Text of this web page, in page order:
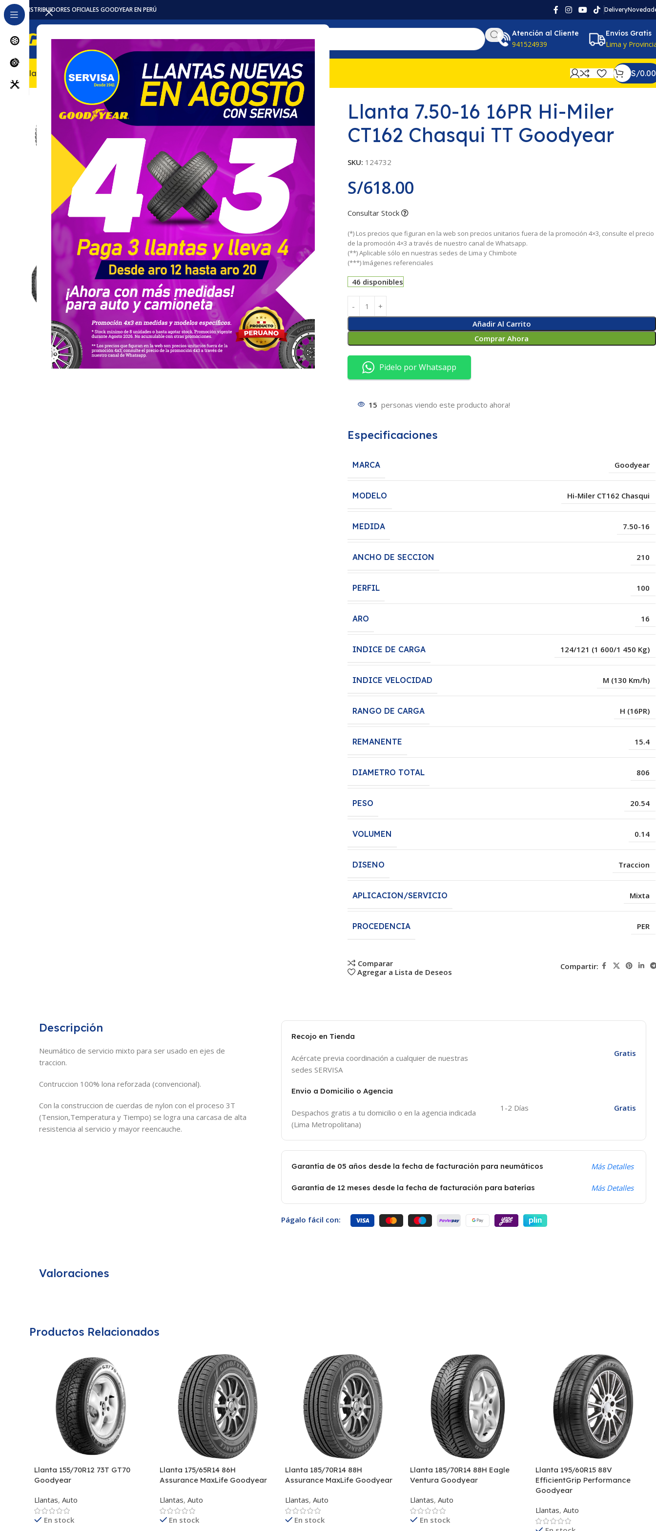
DISTRIBUIDORES OFICIALES GOODYEAR EN PERÚ Delivery
Atención al Cliente
941524939
Envíos Gratis
Lima y
Llantas Accesorios / Repuestos ServiciosLocalesPromocionesNosotrosContacto S/0.00
Llantas Camion Llanta 7.50-16 16PR Hi-Miler CT162 Chasqui TT Goodyear
Llanta 7.50-16 16PR Hi-Miler
CT162 Chasqui TT Goodyear
SKU: 124732
S/618.00
Consultar Stock
(*) Los precios que figuran en la web son precios unitarios fuera de la promoción 4×3, consulte el precio
de la promoción 4×3 a través de nuestro canal de Whatsapp.
(**) Aplicable sólo en nuestras sedes de Lima y Chimbote
(***) Imágenes referenciales
46 disponibles
Añadir Al Carrito
Comprar Ahora
Pidelo por Whatsapp
15 personas viendo este producto ahora!
Especificaciones
MARCA Goodyear
MODELO Hi-Miler CT162 Chasqui
MEDIDA 7.50-16
ANCHO DE SECCION 210
PERFIL 100
ARO 16
INDICE DE CARGA 124/121 (1 600/1 450 Kg)
INDICE VELOCIDAD M (130 Km/h)
RANGO DE CARGA H (16PR)
REMANENTE 15.4
DIAMETRO TOTAL 806
PESO 20.54
VOLUMEN 0.14
DISENO Traccion
APLICACION/SERVICIO Mixta
PROCEDENCIA PER
Comparar
Agregar a Lista de Deseos
Compartir:
Descripción
Neumático de servicio mixto para ser usado en ejes de
traccion.
Contruccion 100% lona reforzada (convencional).
Con la construccion de cuerdas de nylon con el proceso 3T
(Tension,Temperatura y Tiempo) se logra una carcasa de alta
resistencia al servicio y mayor reencauche.
Recojo en Tienda
Acércate previa coordinación a cualquier de nuestras
sedes SERVISA
Gratis
Envio a Domicilio o Agencia
Despachos gratis a tu domicilio o en la agencia indicada
(Lima Metropolitana)
1-2 Días Gratis
Garantía de 05 años desde la fecha de facturación para neumáticos Más Detalles
Garantía de 12 meses desde la fecha de facturación para baterías Más Detalles
Págalo fácil con:
Valoraciones
Productos Relacionados
Llanta 155/70R12 73T GT70
Goodyear
Llantas, Auto
En stock
Llanta 175/65R14 86H
Assurance MaxLife Goodyear
Llantas, Auto
En stock
Llanta 185/70R14 88H
Assurance MaxLife Goodyear
Llantas, Auto
En stock
Llanta 185/70R14 88H Eagle
Ventura Goodyear
Llantas, Auto
En stock
Llanta 195/60R15 88V
EfficientGrip Performance
Goodyear
Llantas, Auto